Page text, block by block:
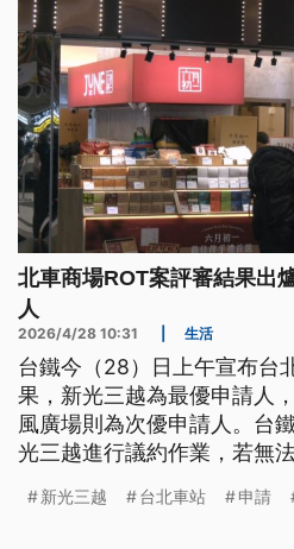
北車商場ROT案評審結果出
人
2026/4/28 10:31 生活
台鐵今（28）日上午宣布台
果，新光三越為最優申請人
風廣場則為次優申請人。台
光三越進行議約作業，若無
新光三越 台北車站 申請